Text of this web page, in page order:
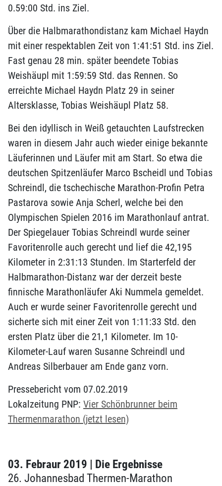
0.59:00 Std. ins Ziel.
Über die Halbmarathondistanz kam Michael Haydn
mit einer respektablen Zeit von 1:41:51 Std. ins Ziel.
Fast genau 28 min. später beendete Tobias
Weishäupl mit 1:59:59 Std. das Rennen. So
erreichte Michael Haydn Platz 29 in seiner
Altersklasse, Tobias Weishäupl Platz 58.
Bei den idyllisch in Weiß getauchten Laufstrecken
waren in diesem Jahr auch wieder einige bekannte
Läuferinnen und Läufer mit am Start. So etwa die
deutschen Spitzenläufer Marco Bscheidl und Tobias
Schreindl, die tschechische Marathon-Profin Petra
Pastarova sowie Anja Scherl, welche bei den
Olympischen Spielen 2016 im Marathonlauf antrat.
Der Spiegelauer Tobias Schreindl wurde seiner
Favoritenrolle auch gerecht und lief die 42,195
Kilometer in 2:31:13 Stunden. Im Starterfeld der
Halbmarathon-Distanz war der derzeit beste
finnische Marathonläufer Aki Nummela gemeldet.
Auch er wurde seiner Favoritenrolle gerecht und
sicherte sich mit einer Zeit von 1:11:33 Std. den
ersten Platz über die 21,1 Kilometer. Im 10-
Kilometer-Lauf waren Susanne Schreindl und
Andreas Silberbauer am Ende ganz vorn.
Pressebericht vom 07.02.2019
Lokalzeitung PNP: Vier Schönbrunner beim
Thermenmarathon (jetzt lesen)
03. Febraur 2019 | Die Ergebnisse
26. Johannesbad Thermen-Marathon